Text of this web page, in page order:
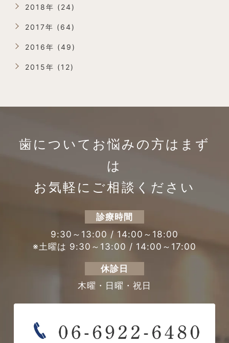
2018年 (24)
2017年 (64)
2016年 (49)
2015年 (12)
歯についてお悩みの方は まず
は
お気軽にご相談ください
診療時間
9:30～13:00 / 14:00～18:00
※土曜は 9:30～13:00 / 14:00～17:00
休診日
木曜・日曜・祝日